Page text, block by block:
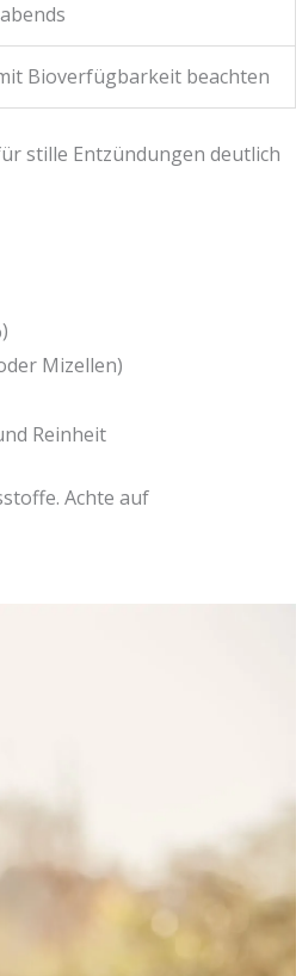
Bioverfügbarkeit beachten
stille Entzündungen deutlich
Mizellen)
Reinheit
Achte auf